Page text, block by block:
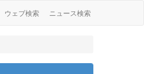
ウェブ検索 ニュース検索